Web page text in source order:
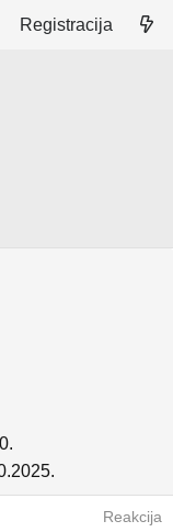
Registracija
Reakcija